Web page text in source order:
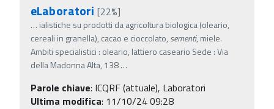
eLaboratori [22%]
… ialistiche su prodotti da agricoltura biologica (oleario,
cereali in granella), cacao e cioccolato, sementi, miele.
Ambiti specialistici : oleario, lattiero caseario Sede : Via
della Madonna Alta, 138…
Parole chiave: ICQRF (attuale), Laboratori
Ultima modifica: 11/10/24 09:28